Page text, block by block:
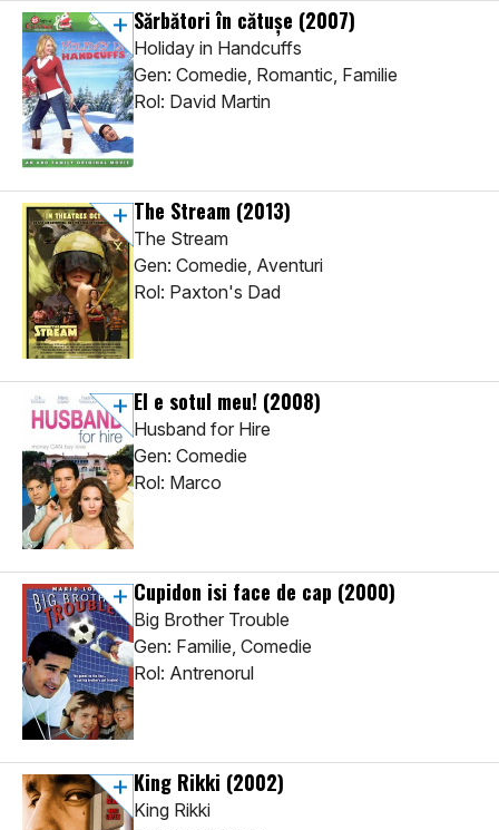
Sărbători în cătușe (2007)
Holiday in Handcuffs
Gen: Comedie, Romantic, Familie
Rol: David Martin
The Stream (2013)
The Stream
Gen: Comedie, Aventuri
Rol: Paxton's Dad
El e sotul meu! (2008)
Husband for Hire
Gen: Comedie
Rol: Marco
Cupidon isi face de cap (2000)
Big Brother Trouble
Gen: Familie, Comedie
Rol: Antrenorul
King Rikki (2002)
King Rikki